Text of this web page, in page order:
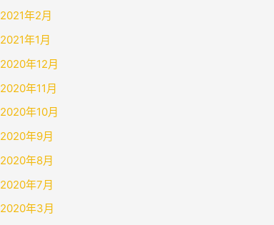
2021年2月
2021年1月
2020年12月
2020年11月
2020年10月
2020年9月
2020年8月
2020年7月
2020年3月